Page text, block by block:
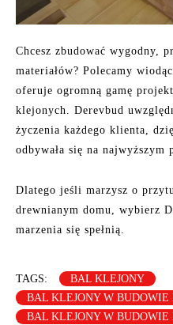
Chcesz zbudować wygodny,
materiałów? Polecamy
oferuje ogromną gamę
klejonych. Derevbud
życzenia każdego klienta,
odbywała się na najwyższym
Dlatego jeśli marzysz o
drewnianym domu, wybierz
marzenia się spełnią.
TAGS:
BAL KLEJONY
BAL KLEJONY W BUDOWIE
BAL KLEJONY W BUDOWIE